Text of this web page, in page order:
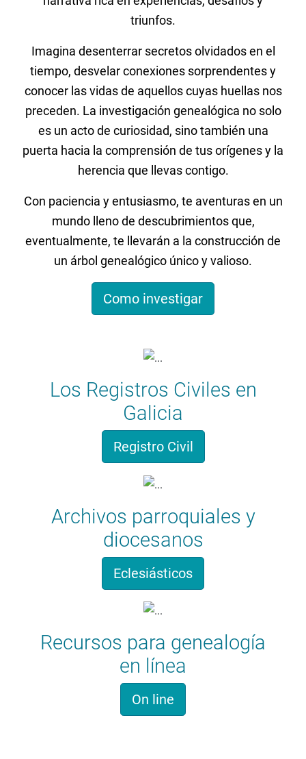
triunfos.
Imagina desenterrar secretos olvidados en el
tiempo, desvelar conexiones sorprendentes y
conocer las vidas de aquellos cuyas huellas nos
preceden. La investigación genealógica no solo
es un acto de curiosidad, sino también una
puerta hacia la comprensión de tus orígenes y la
herencia que llevas contigo.
Con paciencia y entusiasmo, te aventuras en un
mundo lleno de descubrimientos que,
eventualmente, te llevarán a la construcción de
un árbol genealógico único y valioso.
Como investigar
Los Registros Civiles en
Galicia
Registro Civil
Archivos parroquiales y
diocesanos
Eclesiásticos
Recursos para genealogía
en línea
On line